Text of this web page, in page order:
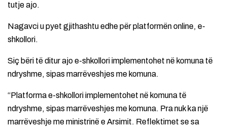
tutje ajo.
Nagavci u pyet gjithashtu edhe për platformën online, e-
shkollori.
Siç bëri të ditur ajo e-shkollori implementohet në komuna të
ndryshme, sipas marrëveshjes me komuna.
“Platforma e-shkollori implementohet në komuna të
ndryshme, sipas marrëveshjes me komuna. Pra nuk ka një
marrëveshje me ministrinë e Arsimit. Reflektimet se sa